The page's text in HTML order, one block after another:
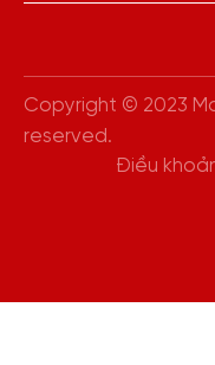
Copyright © 2023
reserved.
Điều